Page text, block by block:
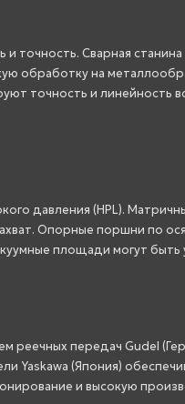
и точность. Сварная
обработку на
точность и линейность
давления (HPL).
Опорные поршни по
площади могут быть
реечных передач Gudel
Yaskawa (Япония)
и высокую